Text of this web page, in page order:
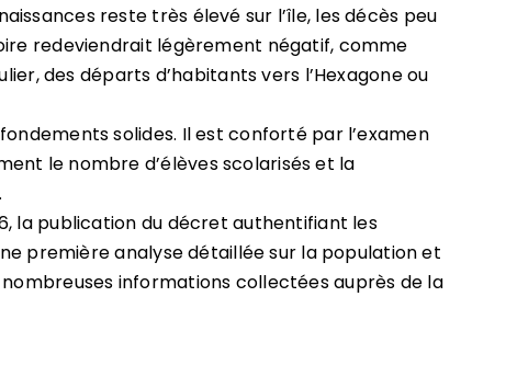
reste très élevé sur l’île, les décès peu
redeviendrait légèrement négatif, comme
des départs d’habitants vers l’Hexagone ou
solides. Il est conforté par l’examen
le nombre d’élèves scolarisés et la
la publication du décret authentifiant les
première analyse détaillée sur la population et
informations collectées auprès de la